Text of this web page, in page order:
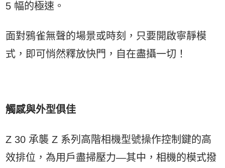
5 幅的極速。
面對鴉雀無聲的場景或時刻，只要開啟寧靜模
式，即可悄然釋放快門，自在盡攝一切！
觸感與外型俱佳
Z 30 承襲 Z 系列高階相機型號操作控制鍵的高
效排位，為用戶盡掃壓力—其中，相機的模式撥